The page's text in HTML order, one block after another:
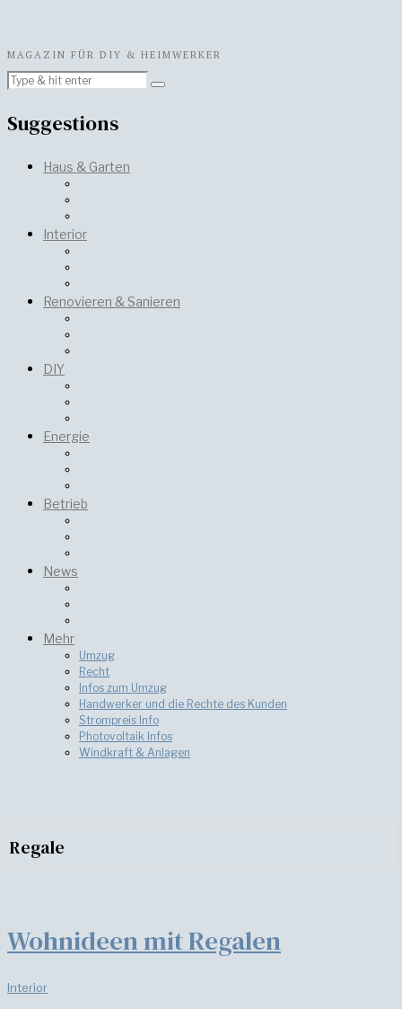
MAGAZIN FÜR DIY & HEIMWERKER
Suggestions
Haus & Garten
Interior
Renovieren & Sanieren
DIY
Energie
Betrieb
News
Mehr
Umzug
Recht
Infos zum Umzug
Handwerker und die Rechte des Kunden
Strompreis Info
Photovoltaik Infos
Windkraft & Anlagen
Regale
Wohnideen mit Regalen
Interior